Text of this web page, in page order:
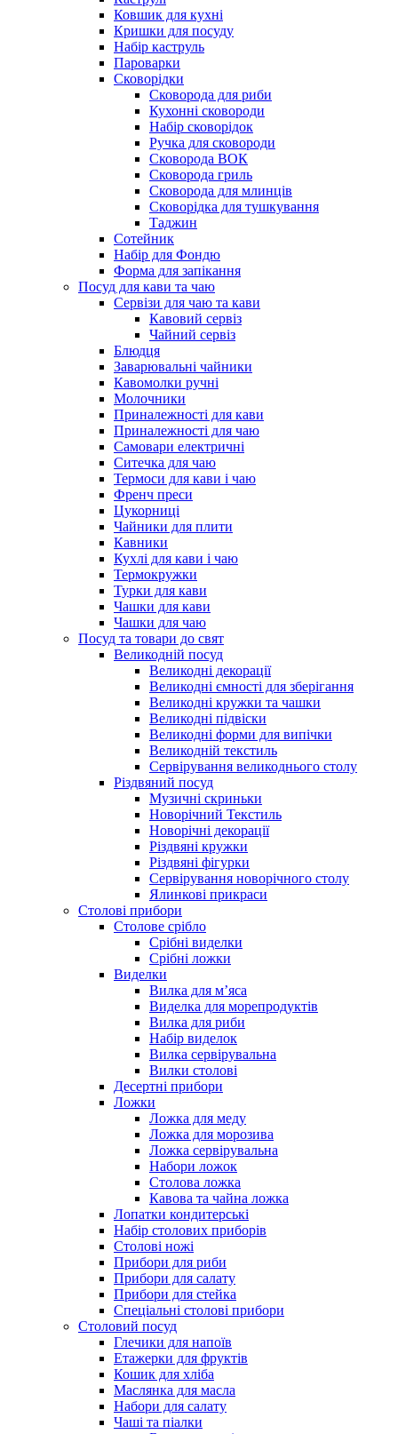
Ковшик для кухні
Кришки для посуду
Набір каструль
Пароварки
Сковорідки
Сковорода для риби
Кухонні сковороди
Набір сковорідок
Ручка для сковороди
Сковорода ВОК
Сковорода гриль
Сковорода для млинців
Сковорідка для тушкування
Таджин
Сотейник
Набір для Фондю
Форма для запікання
Посуд для кави та чаю
Сервізи для чаю та кави
Кавовий сервіз
Чайний сервіз
Блюдця
Заварювальні чайники
Кавомолки ручні
Молочники
Приналежності для кави
Приналежності для чаю
Самовари електричні
Ситечка для чаю
Термоси для кави і чаю
Френч преси
Цукорниці
Чайники для плити
Кавники
Кухлі для кави і чаю
Термокружки
Турки для кави
Чашки для кави
Чашки для чаю
Посуд та товари до свят
Великодній посуд
Великодні декорації
Великодні ємності для зберігання
Великодні кружки та чашки
Великодні підвіски
Великодні форми для випічки
Великодній текстиль
Сервірування великоднього столу
Різдвяний посуд
Музичні скриньки
Новорічний Текстиль
Новорічні декорації
Різдвяні кружки
Різдвяні фігурки
Сервірування новорічного столу
Ялинкові прикраси
Столові прибори
Столове срібло
Срібні виделки
Срібні ложки
Виделки
Вилка для м’яса
Виделка для морепродуктів
Вилка для риби
Набір виделок
Вилка сервірувальна
Вилки столові
Десертні прибори
Ложки
Ложка для меду
Ложка для морозива
Ложка сервірувальна
Набори ложок
Столова ложка
Кавова та чайна ложка
Лопатки кондитерські
Набір столових приборів
Столові ножі
Прибори для риби
Прибори для салату
Прибори для стейка
Спеціальні столові прибори
Столовий посуд
Глечики для напоїв
Етажерки для фруктів
Кошик для хліба
Маслянка для масла
Набори для салату
Чаші та піалки